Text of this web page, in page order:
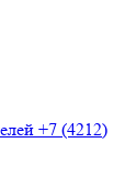
+7 (4212)